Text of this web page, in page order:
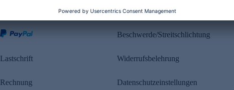
Lastschrift
Rechnung
Rechtliches
Beschwerde/Streitschlichtung
Widerrufsbelehrung
Datenschutzeinstellungen